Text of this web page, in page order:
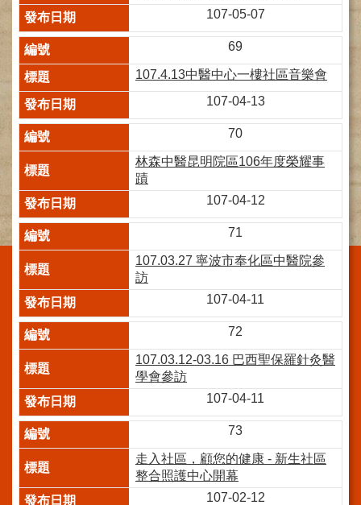
子
病
歷
施
範
交
通
資
訊
院
區
特
色
醫
師
簡
介
健
康
資
訊
107-05-07
69
107.4.13中醫中心一樓社區音樂會
107-04-13
70
林森中醫昆明院區106年度榮耀事
蹟
107-04-12
71
107.03.27 寧波市奉化區中醫院參
訪
107-04-11
72
107.03.12-03.16 巴西聖保羅針灸醫
學會參訪
107-04-11
73
走入社區，顧您的健康 - 新生社區
整合照護中心開幕
107-02-12